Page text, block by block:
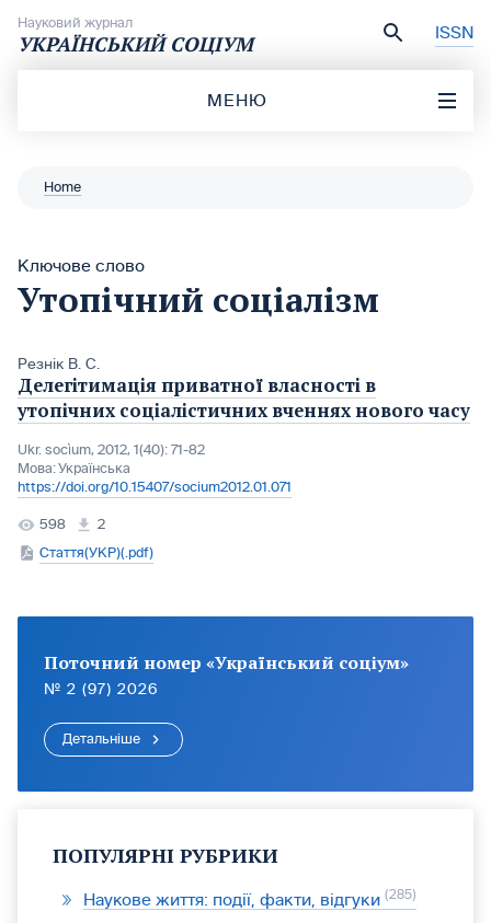
Науковий журнал
УКРАЇНСЬКИЙ СОЦІУМ ISSN
МЕНЮ
Home
Ключове слово
Утопічний соціалізм
Резнік В. С.
Делегітимація приватної власності в
утопічних соціалістичних вченнях нового часу
Ukr. socìum, 2012, 1(40): 71-82
Мова:Українська
https://doi.org/10.15407/socium2012.01.071
598
2
Стаття(УКР)(.pdf)
Поточний номер «Український соціум»
№ 2 (97) 2026
Детальніше
ПОПУЛЯРНІ РУБРИКИ
Наукове життя: події, факти, відгуки 285